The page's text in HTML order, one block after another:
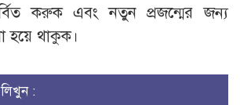
করুক এবং নতুন প্রজন্মের জন্য
হয়ে থাকুক।
: